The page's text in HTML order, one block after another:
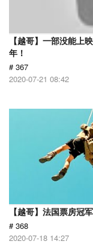
【越哥】一部没能上
年！
# 367
2020-07-21 08:42
【越哥】法国票房冠
# 368
2020-07-18 14:27